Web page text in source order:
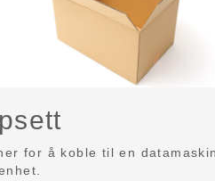
for å koble til en